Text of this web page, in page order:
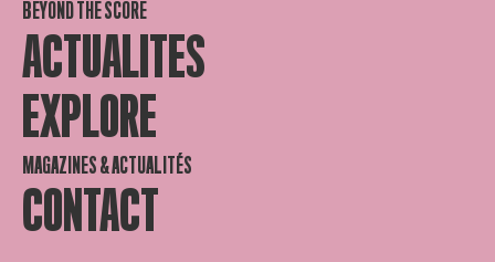
BEYOND THE SCORE
ACTUALITES
EXPLORE
MAGAZINES & ACTUALITÉS
CONTACT